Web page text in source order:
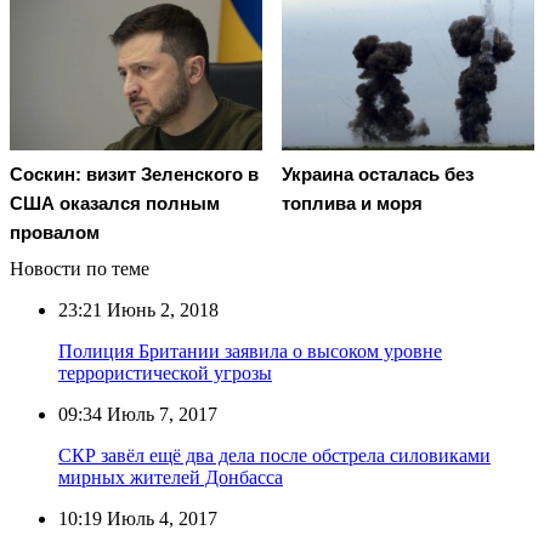
Соскин: визит Зеленского в
США оказался полным
провалом
Украина осталась без
топлива и моря
Новости по теме
23:21 Июнь 2, 2018
Полиция Британии заявила о высоком уровне
террористической угрозы
09:34 Июль 7, 2017
СКР завёл ещё два дела после обстрела силовиками
мирных жителей Донбасса
10:19 Июль 4, 2017